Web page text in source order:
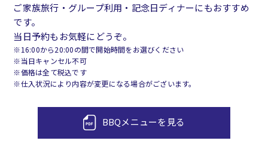
ご家族旅行・グループ利用・記念日ディナーにもおすすめ
です。
当日予約もお気軽にどうぞ。
※16:00から20:00の間で開始時間をお選びください
※当日キャンセル不可
※価格は全て税込です
※仕入状況により内容が変更になる場合がございます。
BBQメニューを見る
ビュッフェ
120分飲み放題付き 20名様より￥6,500～
お料理の内容は予算に応じてご相談を承ります。
オプション機材あり
マイク、スピーカー、プロジェクター、スクリーン
宴会利用規約を見る
結婚式二次会以外でも、気軽な集まりにご利用いただけま
す。
飲み放題2,500円+お料理（メニューは予算に応じてご相談
を承ります）
お問い合わせをする